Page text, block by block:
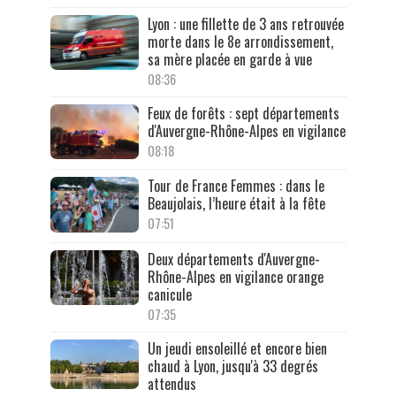
Lyon : une fillette de 3 ans retrouvée
morte dans le 8e arrondissement,
sa mère placée en garde à vue
08:36
Feux de forêts : sept départements
d'Auvergne-Rhône-Alpes en vigilance
08:18
Tour de France Femmes : dans le
Beaujolais, l’heure était à la fête
07:51
Deux départements d'Auvergne-
Rhône-Alpes en vigilance orange
canicule
07:35
Un jeudi ensoleillé et encore bien
chaud à Lyon, jusqu'à 33 degrés
attendus